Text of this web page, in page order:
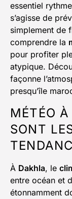
essentiel
s’agisse de
simplement de
comprendre la
pour profiter
atypique.
façonne
presqu’île
MÉTÉO
SONT
À Dakhla, le
entre océan et
étonnamment